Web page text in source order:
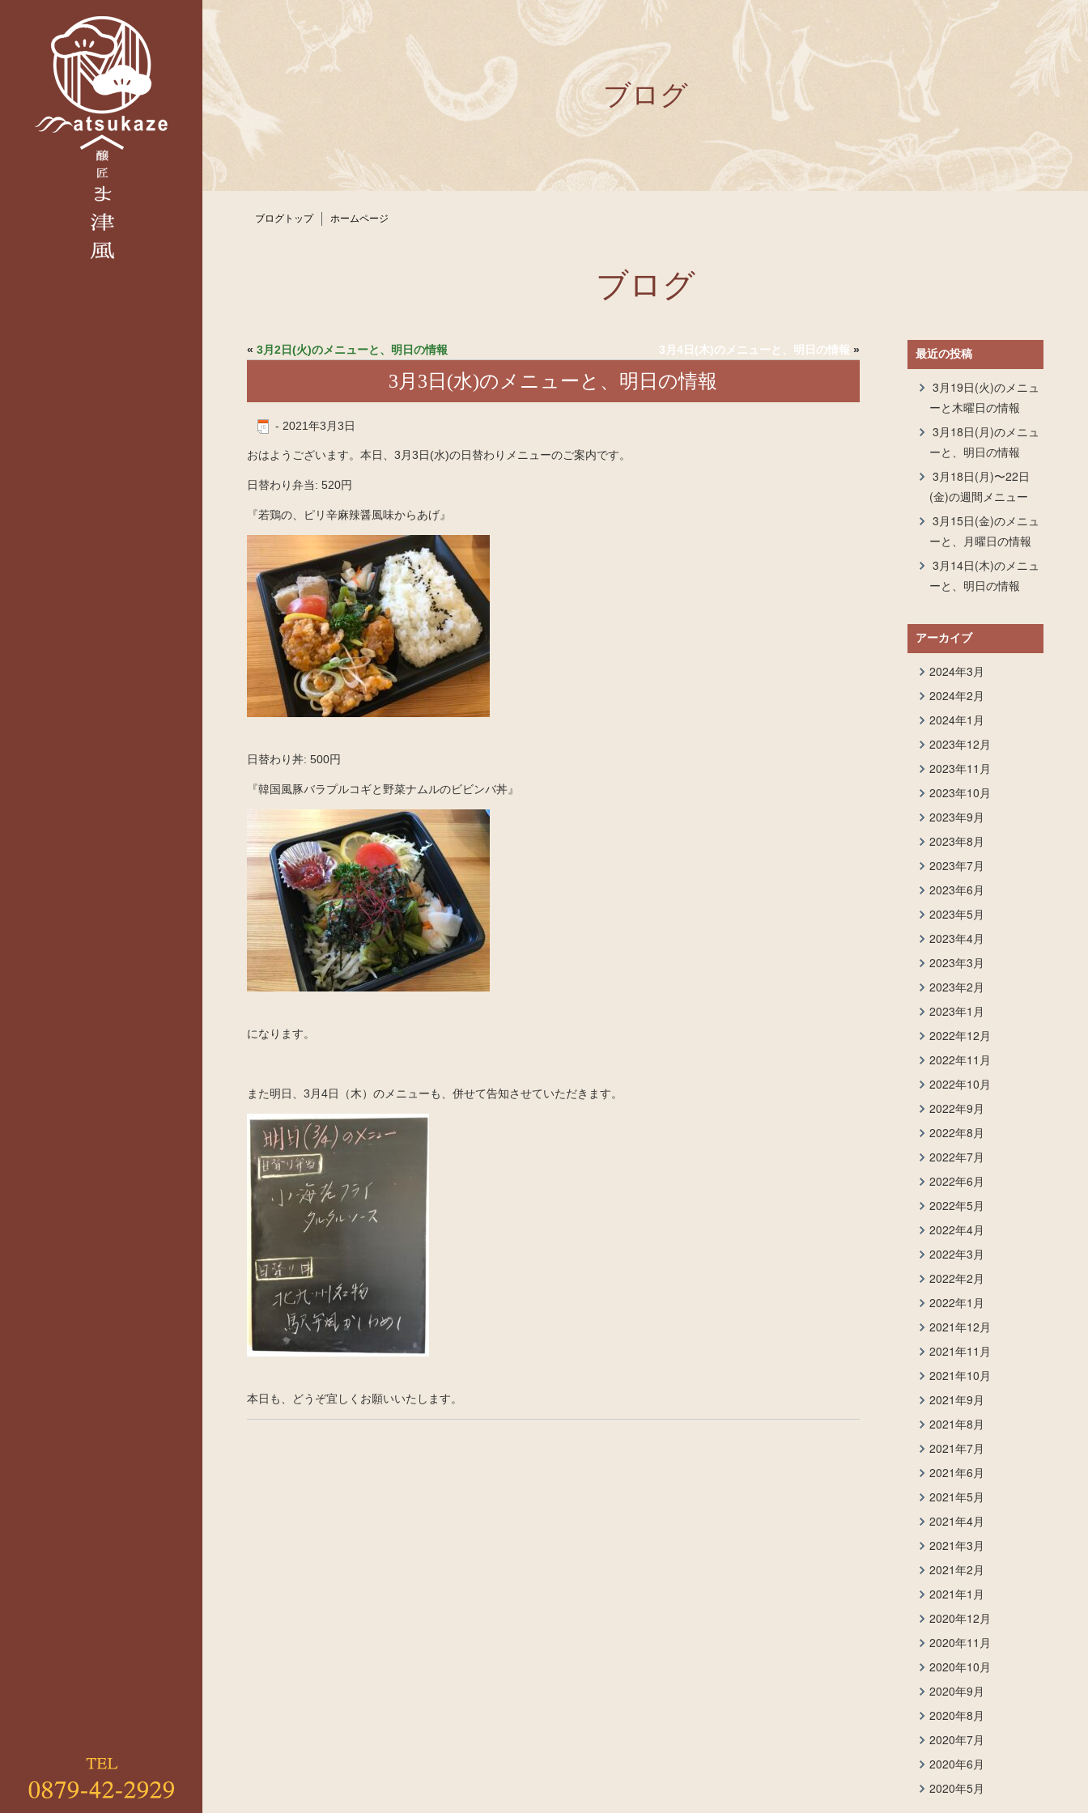
ブログ
ブログトップ ホームページ
ブログ
« 3月2日(火)のメニューと、明日の情報 3月4日(木)のメニューと、明日の情報 »
3月3日(水)のメニューと、明日の情報
- 2021年3月3日
おはようございます。本日、3月3日(水)の日替わりメニューのご案内です。
日替わり弁当: 520円
『若鶏の、ピリ辛麻辣醤風味からあげ』
日替わり丼: 500円
『韓国風豚バラプルコギと野菜ナムルのビビンバ丼』
になります。
また明日、3月4日（木）のメニューも、併せて告知させていただきます。
本日も、どうぞ宜しくお願いいたします。
最近の投稿
3月19日(火)のメニュ
ーと木曜日の情報
3月18日(月)のメニュ
ーと、明日の情報
3月18日(月)〜22日
(金)の週間メニュー
3月15日(金)のメニュ
ーと、月曜日の情報
3月14日(木)のメニュ
ーと、明日の情報
アーカイブ
2024年3月
2024年2月
2024年1月
2023年12月
2023年11月
2023年10月
2023年9月
2023年8月
2023年7月
2023年6月
2023年5月
2023年4月
2023年3月
2023年2月
2023年1月
2022年12月
2022年11月
2022年10月
2022年9月
2022年8月
2022年7月
2022年6月
2022年5月
2022年4月
2022年3月
2022年2月
2022年1月
2021年12月
2021年11月
2021年10月
2021年9月
2021年8月
2021年7月
2021年6月
2021年5月
2021年4月
2021年3月
2021年2月
2021年1月
2020年12月
2020年11月
2020年10月
2020年9月
2020年8月
2020年7月
2020年6月
2020年5月